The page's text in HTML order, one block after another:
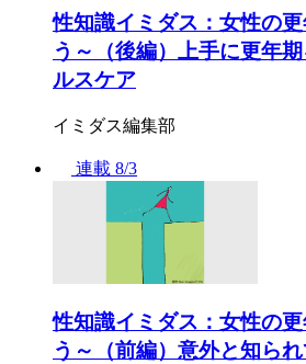
性知識イミダス：女性の
う～（後編）上手に更年
ルスケア
イミダス編集部
連載 8/3
性知識イミダス：女性の
う～（前編）意外と知ら